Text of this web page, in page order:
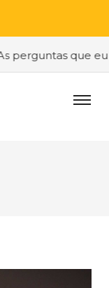
que eu